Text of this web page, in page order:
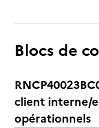
Blocs de
client interne/
opérationnels